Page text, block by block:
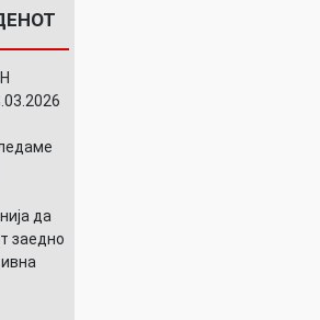
да
заедно